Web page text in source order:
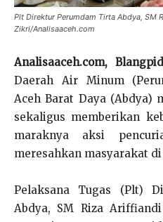
Plt Direktur Perumdam Tirta Abdya, SM
Zikri/Analisaaceh.com
Analisaaceh.com,
Daerah Air Minum
Aceh Barat Daya (Abdya)
sekaligus memberikan
maraknya aksi
meresahkan masyarakat
Pelaksana Tugas (Plt)
Abdya, SM Riza